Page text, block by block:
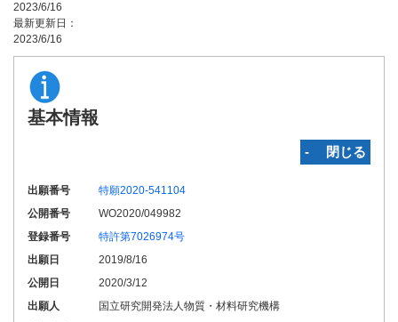
2023/6/16
最新更新日：
2023/6/16
基本情報
‐ 閉じる
出願番号
特願2020-541104
公開番号
WO2020/049982
登録番号
特許第7026974号
出願日
2019/8/16
公開日
2020/3/12
出願人
国立研究開発法人物質・材料研究機構